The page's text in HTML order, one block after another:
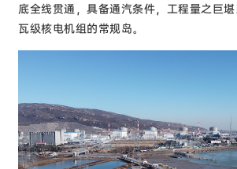
底全线贯通，具备通汽条件，工程量之巨
瓦级核电机组的常规岛。